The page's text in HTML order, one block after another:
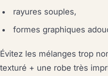
rayures souples,
formes graphiques
Évitez les mélanges trop
texturé + une robe très